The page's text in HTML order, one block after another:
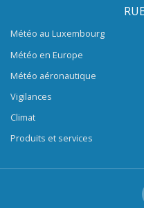
Météo au Luxembourg
Météo en Europe
Météo aéronautique
Vigilances
Climat
Produits et services